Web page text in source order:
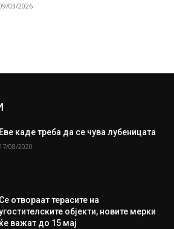
03/2026
Еве каде треба да се чува лубеницата
17/08/2020
Се отвораат терасите на
објекти, новите мерки
ќе важат до 15 мај